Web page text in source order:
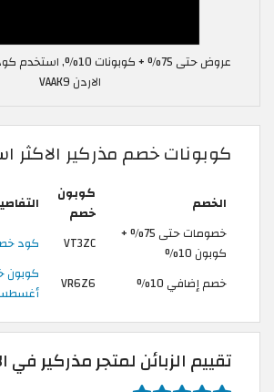
عروض حتى 75% + كوبونات
الاردن VAAK9
كوبونات خصم مذركير الاكثر
الخصم
كوبون
خصم
خصومات حتى 75% +
كوبون 10%
VT3ZC
كود خصم
خصم إضافي 10%
VR6Z6
كوبون
أغسطس
تقييم الزبائن لمتجر مذركير في